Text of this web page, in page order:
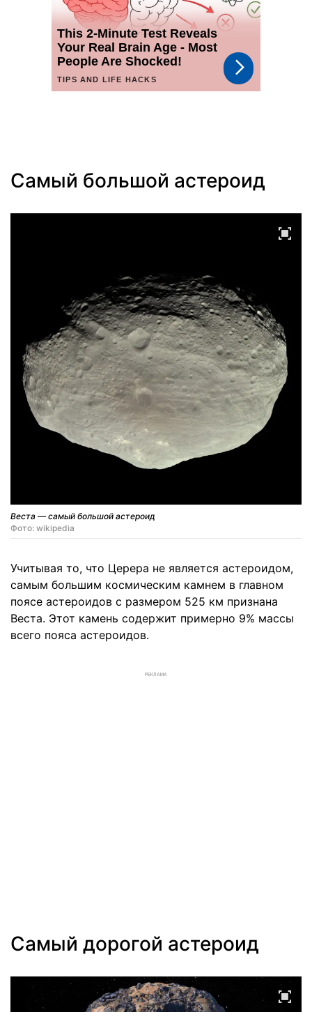
Самый большой астероид
Веста — самый большой астероид
Фото: wikipedia
Учитывая то, что Церера не является астероидом,
самым большим космическим камнем в главном
поясе астероидов с размером 525 км признана
Веста. Этот камень содержит примерно 9% массы
всего пояса астероидов.
РЕКЛАМА
Самый дорогой астероид